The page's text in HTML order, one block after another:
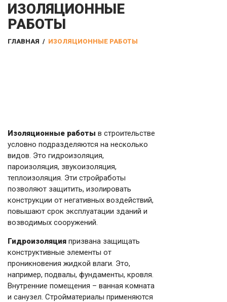
ИЗОЛЯЦИОННЫЕ
РАБОТЫ
ГЛАВНАЯ / ИЗОЛЯЦИОННЫЕ РАБОТЫ
Изоляционные работы в строительстве
условно подразделяются на несколько
видов. Это гидроизоляция,
пароизоляция, звукоизоляция,
теплоизоляция. Эти стройработы
позволяют защитить, изолировать
конструкции от негативных воздействий,
повышают срок эксплуатации зданий и
возводимых сооружений.
Гидроизоляция призвана защищать
конструктивные элементы от
проникновения жидкой влаги. Это,
например, подвалы, фундаменты, кровля.
Внутренние помещения – ванная комната
и санузел. Стройматериалы применяются